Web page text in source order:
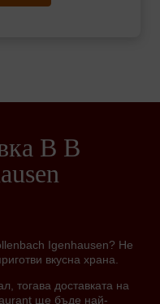
В В
Igenhausen? Не
вкусна храна.
тогава доставката на
ще бъде най-